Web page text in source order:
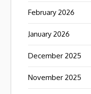
February 2026
January 2026
December 2025
November 2025